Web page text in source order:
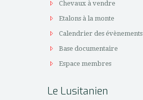
Chevaux à vendre
Etalons à la monte
Calendrier des évènements
Base documentaire
Espace membres
Le Lusitanien